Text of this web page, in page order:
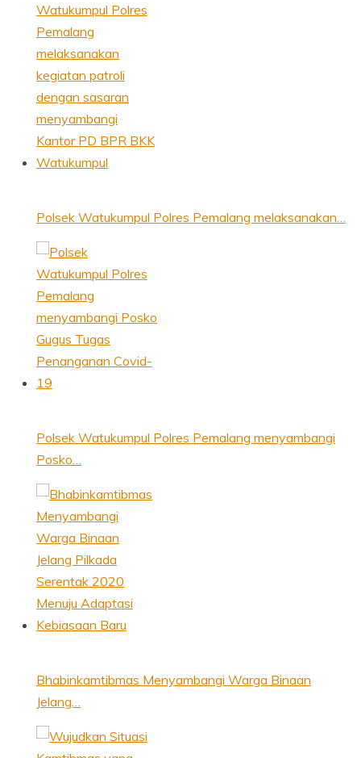
Polsek Watukumpul Polres Pemalang melaksanakan…
Polsek Watukumpul Polres Pemalang menyambangi
Posko…
Bhabinkamtibmas Menyambangi Warga Binaan
Jelang…